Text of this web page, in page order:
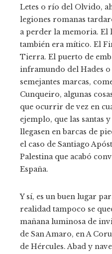
Letes o río del Olvido,
legiones romanas
a perder la memoria. El
también era mítico. El
Tierra. El puerto de
inframundo del Hades o
semejantes marcas,
Cunqueiro, algunas
que ocurrir de vez en
ejemplo, que las santas
llegasen en barcas de
el caso de Santiago
Palestina que acabó
España.
Y sí, es un buen lugar
realidad tampoco se
mañana luminosa de
de San Amaro, en A
de Hércules. Abad y